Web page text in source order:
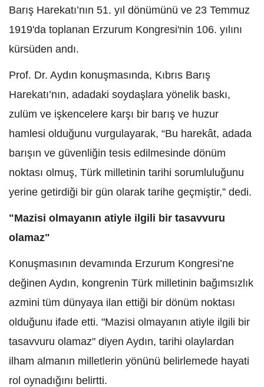
Barış Harekatı’nın 51. yıl dönümünü ve 23 Temmuz
1919'da toplanan Erzurum Kongresi'nin 106. yılını
kürsüden andı.
Prof. Dr. Aydın konuşmasında, Kıbrıs Barış
Harekatı’nın, adadaki soydaşlara yönelik baskı,
zulüm ve işkencelere karşı bir barış ve huzur
hamlesi olduğunu vurgulayarak, “Bu harekât, adada
barışın ve güvenliğin tesis edilmesinde dönüm
noktası olmuş, Türk milletinin tarihi sorumluluğunu
yerine getirdiği bir gün olarak tarihe geçmiştir,” dedi.
"Mazisi olmayanın atiyle ilgili bir tasavvuru
olamaz"
Konuşmasının devamında Erzurum Kongresi’ne
değinen Aydın, kongrenin Türk milletinin bağımsızlık
azmini tüm dünyaya ilan ettiği bir dönüm noktası
olduğunu ifade etti. "Mazisi olmayanın atiyle ilgili bir
tasavvuru olamaz" diyen Aydın, tarihi olaylardan
ilham almanın milletlerin yönünü belirlemede hayati
rol oynadığını belirtti.